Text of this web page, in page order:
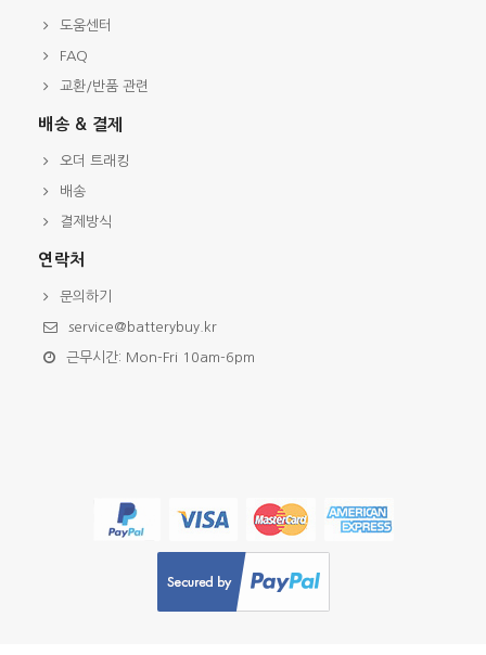
도움센터
FAQ
교환/반품 관련
배송 & 결제
오더 트래킹
배송
결제방식
연락처
문의하기
service@batterybuy.kr
근무시간: Mon-Fri 10am-6pm